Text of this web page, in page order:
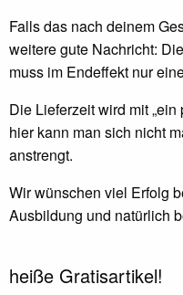
Falls das nach deinem
weitere gute Nachricht:
muss im Endeffekt nur
Die Lieferzeit wird mit
hier kann man sich nicht
anstrengt.
Wir wünschen viel Erfolg
Ausbildung und natürlich
heiße Gratisartikel!